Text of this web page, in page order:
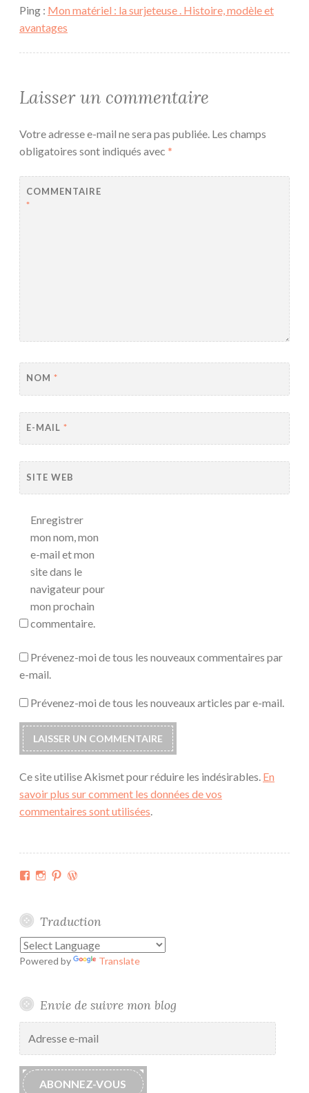
Ping : Mon matériel : la surjeteuse . Histoire, modèle et
avantages
Laisser un commentaire
Votre adresse e-mail ne sera pas publiée. Les champs
obligatoires sont indiqués avec *
COMMENTAIRE
*
NOM *
E-MAIL *
SITE WEB
Enregistrer
mon nom, mon
e-mail et mon
site dans le
navigateur pour
mon prochain
commentaire.
Prévenez-moi de tous les nouveaux commentaires par
e-mail.
Prévenez-moi de tous les nouveaux articles par e-mail.
Ce site utilise Akismet pour réduire les indésirables. En
savoir plus sur comment les données de vos
commentaires sont utilisées.
Facebook
Instagram
Pinterest
Traduction
Powered by Translate
Envie de suivre mon blog
mail
ABONNEZ-VOUS